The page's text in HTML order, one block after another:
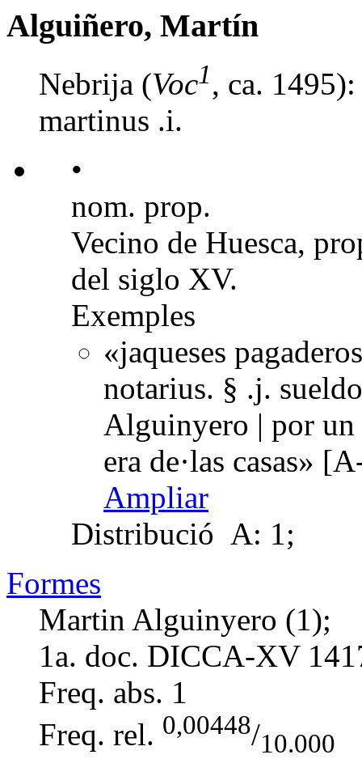
Alguiñero, Martín
Nebrija (Voc1, ca.
martinus .i.
•
nom. prop.
Vecino de Huesca,
del siglo XV.
Exemples
«jaqueses
notarius. § .j.
Alguinyero | por un
era de·las casas»
Ampliar
Distribució A: 1;
Formes
Martin Alguinyero (1);
1a. doc. DICCA-XV
Freq. abs. 1
Freq. rel. 0,00448/10.000